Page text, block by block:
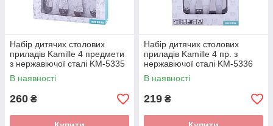
Набір дитячих столових
приладів Kamille 4 предмети
з нержавіючої сталі KM-5335
В наявності
260 ₴
Набір дитячих столових
приладів Kamille 4 пр. з
нержавіючої сталі KM-5336
В наявності
219 ₴